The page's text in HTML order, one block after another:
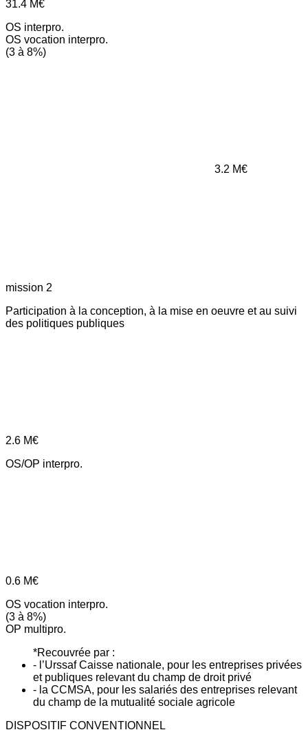
31.4 M€
OS interpro.
OS vocation interpro.
(3 à 8%)
3.2 M€
mission 2
Participation à la conception, à la mise en oeuvre et au suivi
des politiques publiques
2.6 M€
OS/OP interpro.
0.6 M€
OS vocation interpro.
(3 à 8%)
OP multipro.
*Recouvrée par :
- l’Urssaf Caisse nationale, pour les entreprises privées
et publiques relevant du champ de droit privé
- la CCMSA, pour les salariés des entreprises relevant
du champ de la mutualité sociale agricole
DISPOSITIF CONVENTIONNEL